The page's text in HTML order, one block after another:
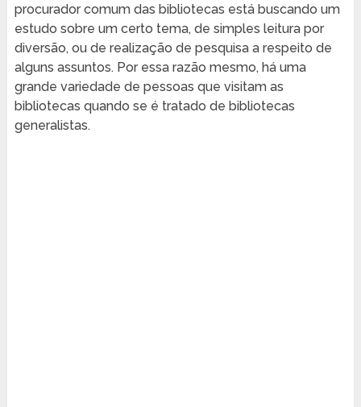
procurador comum das bibliotecas está buscando um
estudo sobre um certo tema, de simples leitura por
diversão, ou de realização de pesquisa a respeito de
alguns assuntos. Por essa razão mesmo, há uma
grande variedade de pessoas que visitam as
bibliotecas quando se é tratado de bibliotecas
generalistas.